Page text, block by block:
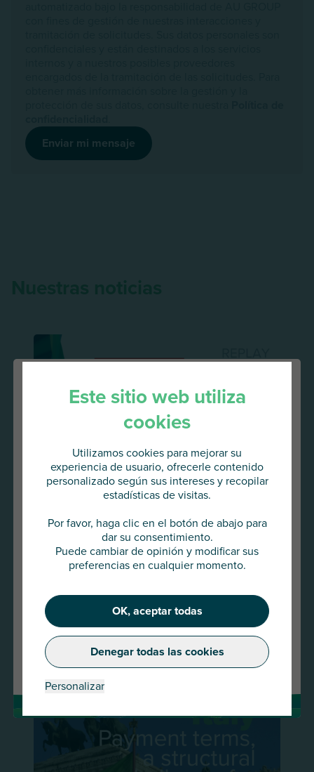
Enviar mi mensaje
16 MAR 2026
Breaking news webinar replay: Middle East
Conflict
Leer más
Va a acceder al
AU Group Global
Pulse abajo para continuar o elija
otro país
Continuar
Cambiar de país
Este sitio web utiliza
cookies
Utilizamos cookies para mejorar su
experiencia de usuario, ofrecerle contenido
personalizado según sus intereses y recopilar
estadísticas de visitas.
Por favor, haga clic en el botón de abajo para
dar su consentimiento.
Puede cambiar de opinión y modificar sus
preferencias en cualquier momento.
OK, aceptar todas
Denegar todas las cookies
Personalizar